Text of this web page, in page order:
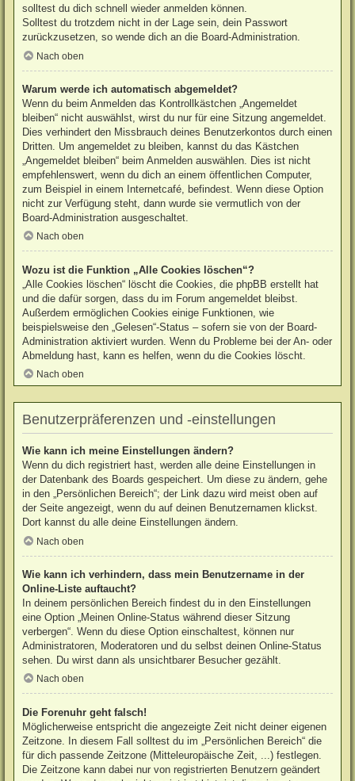
solltest du dich schnell wieder anmelden können.
Solltest du trotzdem nicht in der Lage sein, dein Passwort
zurückzusetzen, so wende dich an die Board-Administration.
Nach oben
Warum werde ich automatisch abgemeldet?
Wenn du beim Anmelden das Kontrollkästchen „Angemeldet
bleiben“ nicht auswählst, wirst du nur für eine Sitzung angemeldet.
Dies verhindert den Missbrauch deines Benutzerkontos durch einen
Dritten. Um angemeldet zu bleiben, kannst du das Kästchen
„Angemeldet bleiben“ beim Anmelden auswählen. Dies ist nicht
empfehlenswert, wenn du dich an einem öffentlichen Computer,
zum Beispiel in einem Internetcafé, befindest. Wenn diese Option
nicht zur Verfügung steht, dann wurde sie vermutlich von der
Board-Administration ausgeschaltet.
Nach oben
Wozu ist die Funktion „Alle Cookies löschen“?
„Alle Cookies löschen“ löscht die Cookies, die phpBB erstellt hat
und die dafür sorgen, dass du im Forum angemeldet bleibst.
Außerdem ermöglichen Cookies einige Funktionen, wie
beispielsweise den „Gelesen“-Status – sofern sie von der Board-
Administration aktiviert wurden. Wenn du Probleme bei der An- oder
Abmeldung hast, kann es helfen, wenn du die Cookies löscht.
Nach oben
Benutzerpräferenzen und -einstellungen
Wie kann ich meine Einstellungen ändern?
Wenn du dich registriert hast, werden alle deine Einstellungen in
der Datenbank des Boards gespeichert. Um diese zu ändern, gehe
in den „Persönlichen Bereich“; der Link dazu wird meist oben auf
der Seite angezeigt, wenn du auf deinen Benutzernamen klickst.
Dort kannst du alle deine Einstellungen ändern.
Nach oben
Wie kann ich verhindern, dass mein Benutzername in der
Online-Liste auftaucht?
In deinem persönlichen Bereich findest du in den Einstellungen
eine Option „Meinen Online-Status während dieser Sitzung
verbergen“. Wenn du diese Option einschaltest, können nur
Administratoren, Moderatoren und du selbst deinen Online-Status
sehen. Du wirst dann als unsichtbarer Besucher gezählt.
Nach oben
Die Forenuhr geht falsch!
Möglicherweise entspricht die angezeigte Zeit nicht deiner eigenen
Zeitzone. In diesem Fall solltest du im „Persönlichen Bereich“ die
für dich passende Zeitzone (Mitteleuropäische Zeit, ...) festlegen.
Die Zeitzone kann dabei nur von registrierten Benutzern geändert